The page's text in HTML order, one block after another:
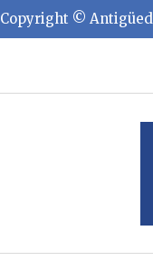
Copyright ©️